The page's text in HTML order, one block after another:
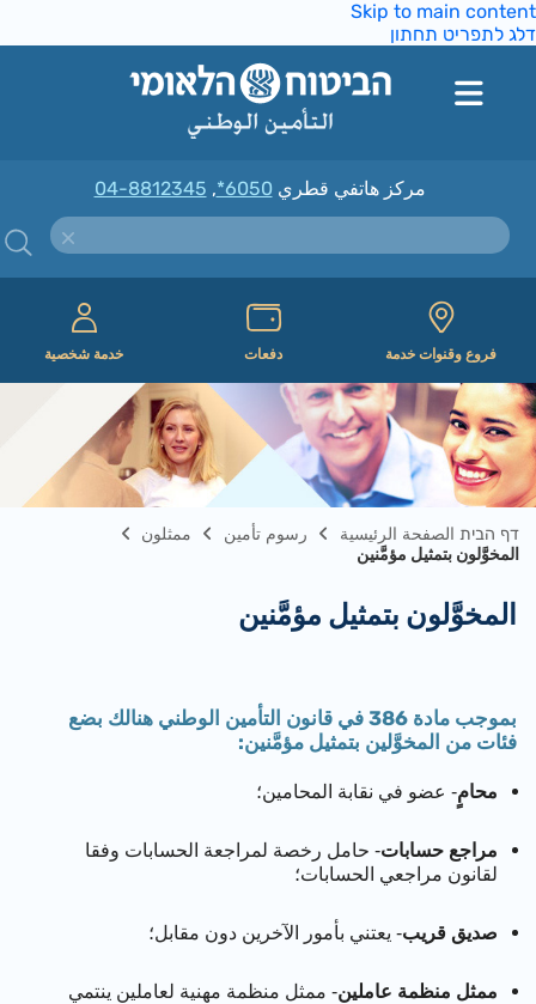
Skip to main
לתפריט תחתון
مركز هاتفي قطري*6050
,
04-8812345
فروع وقنوات خدمة دفعات خدمة شخصية
דף הבית الصفحة الرئيسية رسوم تأمين
ممثلون
المخوَّلون بتمثيل مؤمَّنين
المخوَّلون بتمثيل مؤمَّنين
بموجب مادة 386 في قانون التأمين الوطني هنالك بضع
فئات من المخوَّلين بتمثيل مؤمَّنين:
محامٍ- عضو في نقابة المحامين؛
مراجع حسابات- حامل رخصة لمراجعة الحسابات وفقا
لقانون مراجعي الحسابات؛
صديق قريب- يعتني بأمور الآخرين دون مقابل؛
ممثل منظمة عاملين- ممثل منظمة مهنية لعاملين ينتمي